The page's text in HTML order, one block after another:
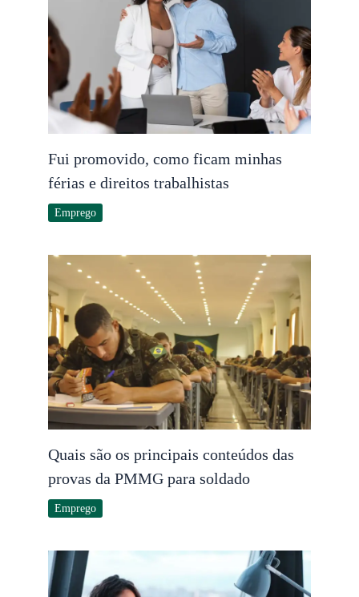
Fui promovido, como ficam minhas
férias e direitos trabalhistas
Emprego
Quais são os principais conteúdos das
provas da PMMG para soldado
Emprego